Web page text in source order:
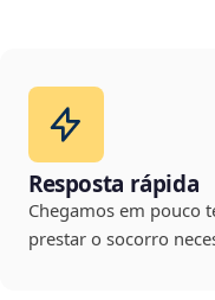
Resposta rápida
Chegamos em pouco
prestar o socorro